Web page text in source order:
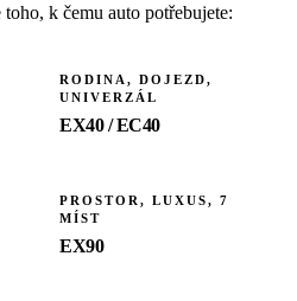
k čemu auto potřebujete:
RODINA, DOJEZD,
UNIVERZÁL
EX40 / EC40
PROSTOR, LUXUS, 7
MÍST
EX90